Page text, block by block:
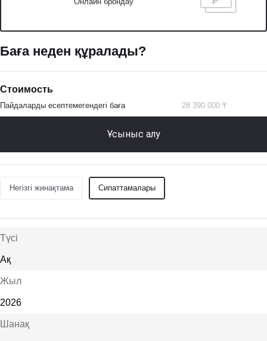
Баға неден құралады?
Стоимость
Пайдаларды есептемегендегі баға 28 390 000 ₸
Ұсыныс алу
Негізгі жинақтама Сипаттамалары
Түсі
Ақ
Жыл
2026
Шанақ